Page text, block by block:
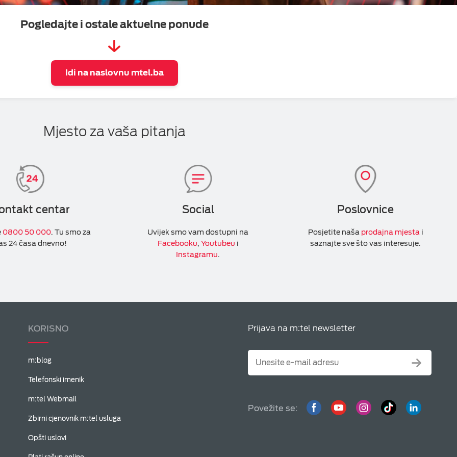
Pogledajte i ostale aktuelne ponude
Idi na naslovnu mtel.ba
Mjesto za vaša pitanja
centar
0800 50 000. Tu smo za
24 časa dnevno!
Social
Uvijek smo vam dostupni na
Facebooku, Youtubeu i
Instagramu.
Poslovnice
Posjetite naša prodajna mjesta i
saznajte sve što vas interesuje.
Prijava na m:tel newsletter
Povežite se:
KORISNO
m:blog
Telefonski imenik
m:tel Webmail
Zbirni cjenovnik m:tel usluga
Opšti uslovi